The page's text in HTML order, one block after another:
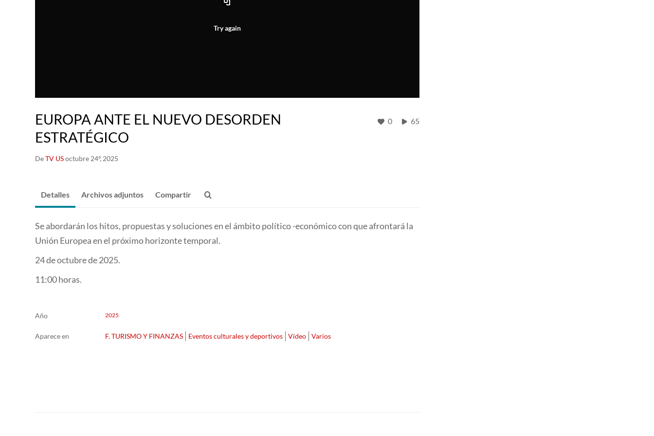
Try again
EUROPA ANTE EL NUEVO DESORDEN
ESTRATÉGICO
DeTV USoctubre 24º, 2025
0 65
Detalles Archivos adjuntos Compartir
Se abordarán los hitos, propuestas y soluciones en el ámbito político -económico con que afrontará la
Unión Europea en el próximo horizonte temporal.
24 de octubre de 2025.
11:00 horas.
Año 2025
Aparece en F. TURISMO Y FINANZAS Eventos culturales y deportivos Vídeo Varios